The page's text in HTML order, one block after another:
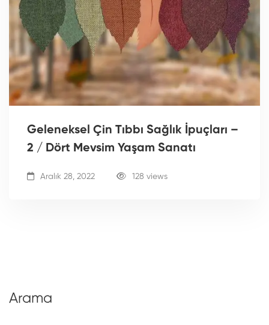
Geleneksel Çin Tıbbı Sağlık İpuçları –
2 / Dört Mevsim Yaşam Sanatı
Aralık 28, 2022 128 views
Arama